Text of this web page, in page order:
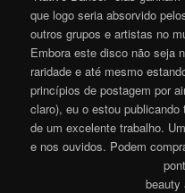
que logo seria absorvido
outros grupos e artistas no
Embora este disco não seja
raridade e até mesmo
princípios de postagem por
claro), eu o estou
de um excelente trabalho.
e nos ouvidos. Podem
beauty